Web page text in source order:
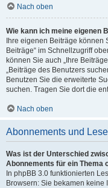
Nach oben
Wie kann ich meine eigenen
Ihre eigenen Beiträge können
Beiträge“ im Schnellzugriff
können Sie auch „Ihre
„Beiträge des Benutzers
Benutzen Sie die erweiterte
suchen. Tragen Sie dort die
Nach oben
Abonnements und
Was ist der Unterschied
Abonnements für ein Thema
In phpBB 3.0 funktionierten
Browsern: Sie bekamen